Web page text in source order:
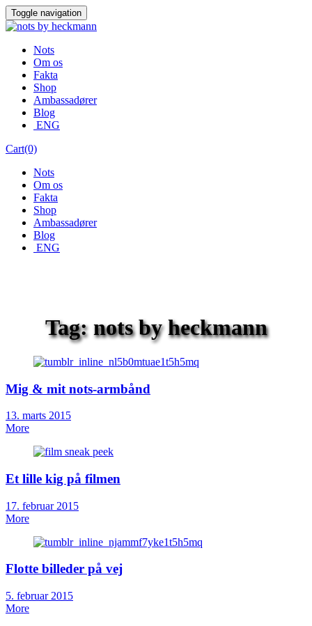
Skip
to
Toggle navigation
Nots
Om os
Fakta
Shop
Ambassadører
Blog
ENG
Cart(0)
Nots
Om os
Fakta
Shop
Ambassadører
Blog
ENG
Tag:nots by heckmann
Mig & mit nots-armbånd
Posted
on
13. marts 2015
More
Et lille kig på filmen
Posted
on
17. februar 2015
More
Flotte billeder på vej
Posted
on
5. februar 2015
More